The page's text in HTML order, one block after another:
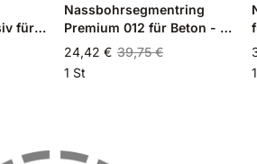
für
Nassbohrsegmentring
Premium 012 für Beton - Ø
24mm - 24/19mm
24,42 € 39,75 €
1 St